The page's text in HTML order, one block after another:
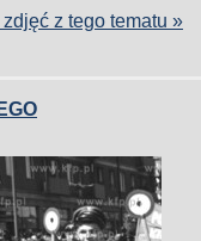
z tego tematu »